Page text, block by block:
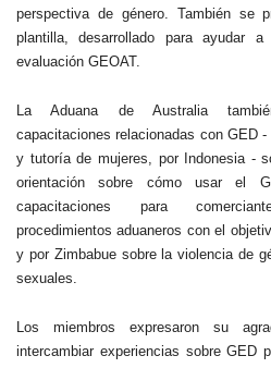
perspectiva de género. También se
plantilla, desarrollado para ayudar
evaluación GEOAT.
La Aduana de Australia
capacitaciones relacionadas con GED
y tutoría de mujeres, por Indonesia -
orientación sobre cómo usar el
capacitaciones para
procedimientos aduaneros con el
y por Zimbabue sobre la violencia de
sexuales.
Los miembros expresaron su
intercambiar experiencias sobre GED